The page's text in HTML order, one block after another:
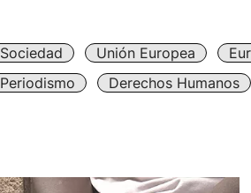
Sociedad Unión Europea
Periodismo Derechos Humanos